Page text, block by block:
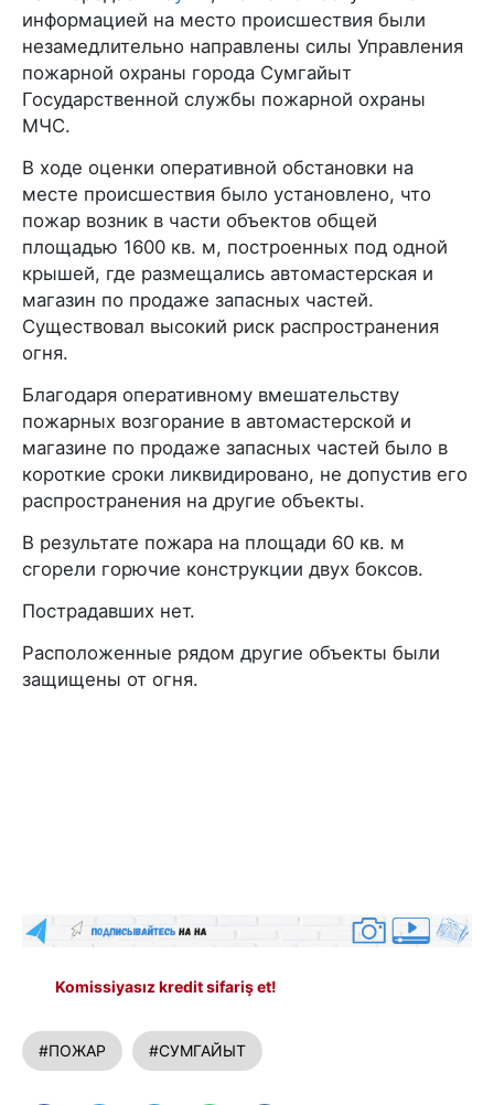
информацией на место происшествия были
незамедлительно направлены силы Управления
пожарной охраны города Сумгайыт
Государственной службы пожарной охраны
МЧС.
В ходе оценки оперативной обстановки на
месте происшествия было установлено, что
пожар возник в части объектов общей
площадью 1600 кв. м, построенных под одной
крышей, где размещались автомастерская и
магазин по продаже запасных частей.
Существовал высокий риск распространения
огня.
Благодаря оперативному вмешательству
пожарных возгорание в автомастерской и
магазине по продаже запасных частей было в
короткие сроки ликвидировано, не допустив его
распространения на другие объекты.
В результате пожара на площади 60 кв. м
сгорели горючие конструкции двух боксов.
Пострадавших нет.
Расположенные рядом другие объекты были
защищены от огня.
Komissiyasız kredit sifariş et!
#ПОЖАР #СУМГАЙЫТ